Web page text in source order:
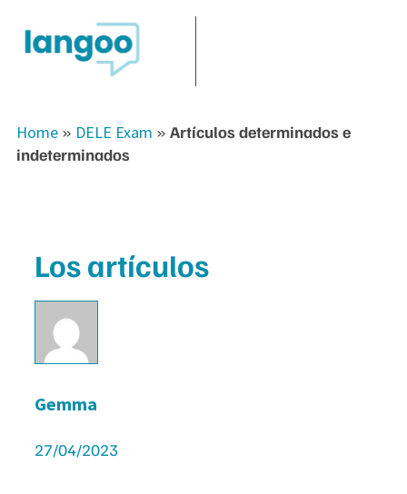
Home » DELE Exam » Artículos determinados e
indeterminados
Los artículos
Gemma
27/04/2023